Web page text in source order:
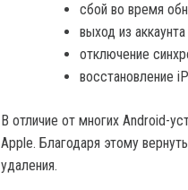
сбой во время
выход из
отключение
восстановление
В отличие от многих Android-
Apple. Благодаря этому
удаления.